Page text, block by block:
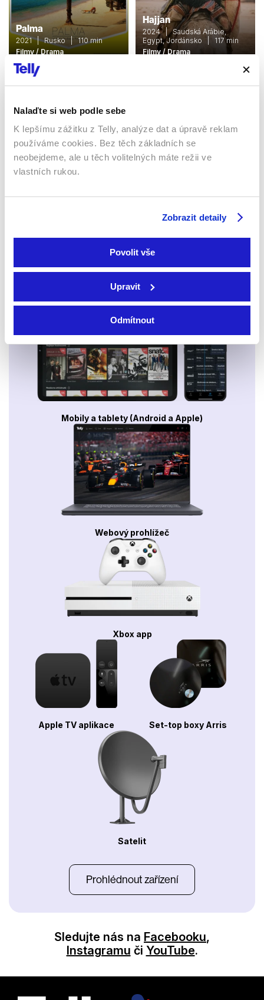
Nalaďte si web podle sebe
K lepšímu zážitku z Telly, analýze dat a úpravě reklam
používáme cookies. Bez těch základních se
neobejdeme, ale u těch volitelných máte režii ve
vlastních rukou.
Zobrazit detaily
Povolit vše
Upravit
Odmítnout
Palma
2021 | Rusko | 110 min
Filmy / Drama
Hajjan
2024 | Saudská Arábie,
Egypt, Jordánsko | 117 min
Filmy / Drama
Sledujte kdekoliv až na 6 zařízeních
Sledovat internetovou televizi jde odkudkoliv
Smart TV - Android, Google, Samsung, LG, VIDAA
Mobily a tablety (Android a Apple)
Webový prohlížeč
Xbox app
Apple TV aplikace Set-top boxy Arris
Satelit
Prohlédnout zařízení
Sledujte nás na Facebooku,
Instagramu či YouTube.